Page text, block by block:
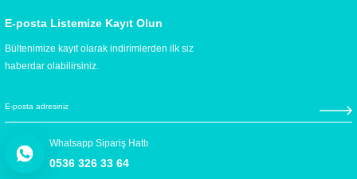
E-posta Listemize Kayıt Olun
Bültenimize kayıt olarak indirimlerden ilk siz
haberdar olabilirsiniz.
Whatsapp Sipariş Hattı
0536 326 33 64